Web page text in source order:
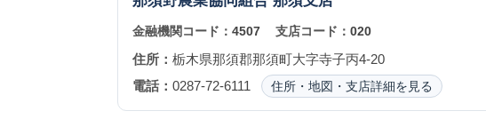
金融機関コード： 4507 支店コード： 020
住所： 栃木県那須郡那須町大字寺子丙4-20
電話： 0287-72-6111 住所・地図・支店詳細を見る